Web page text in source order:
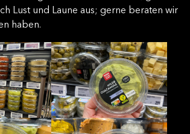
Lust und Laune aus; gerne beraten wir
haben.